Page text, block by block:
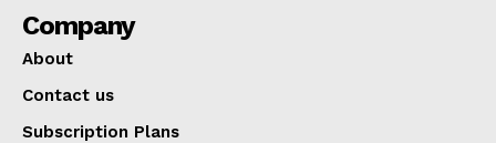
Company
About
Contact us
Subscription Plans